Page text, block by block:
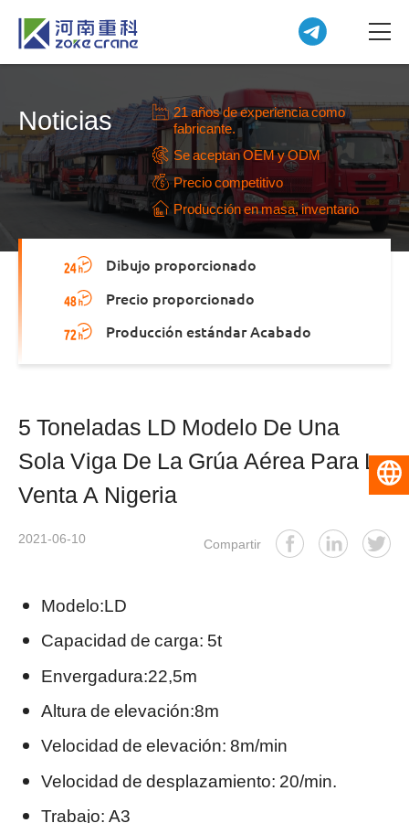
Noticias
21 años de experiencia como
fabricante.
Se aceptan OEM y ODM
Precio competitivo
Producción en masa, inventario
Dibujo proporcionado
Precio proporcionado
Producción estándar Acabado
5 Toneladas LD Modelo De Una
Sola Viga De La Grúa Aérea Para La
Venta A Nigeria
2021-06-10 Compartir
Modelo:LD
Capacidad de carga: 5t
Envergadura:22,5m
Altura de elevación:8m
Velocidad de elevación: 8m/min
Velocidad de desplazamiento: 20/min.
Trabajo: A3
Español